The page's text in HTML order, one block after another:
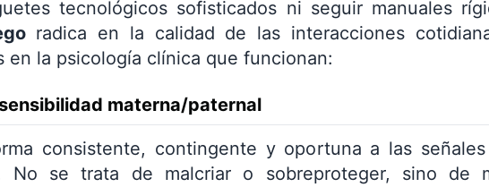
tecnológicos sofisticados ni seguir manuales
radica en la calidad de las interacciones
en la psicología clínica que funcionan:
materna/paternal
consistente, contingente y oportuna a las
No se trata de malcriar o sobreproteger, sino de